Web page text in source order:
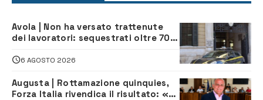
Avola | Non ha versato trattenute
dei lavoratori: sequestrati oltre 700
climatizzazione
6 AGOSTO 2026
Augusta | Rottamazione quinquies,
Forza Italia rivendica il risultato: «La